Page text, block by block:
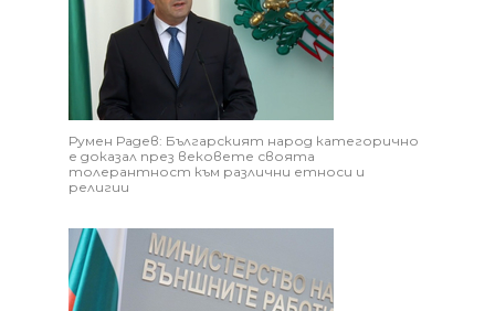
Румен Радев: Българският народ категорично
е доказал през вековете своята
толерантност към различни етноси и
религии